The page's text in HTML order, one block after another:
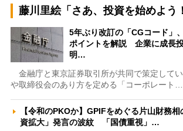
藤川里絵「さあ、投資を始めよう
5年ぶり改訂の「CGコード」
ポイントを解説 企業に成長
明…
金融庁と東京証券取引所が共同で策定して
や取締役会のあり方を定める「コーポレート…
【令和のPKOか】GPIFをめぐる片山財務
資拡大」発言の波紋 「国債重視」…